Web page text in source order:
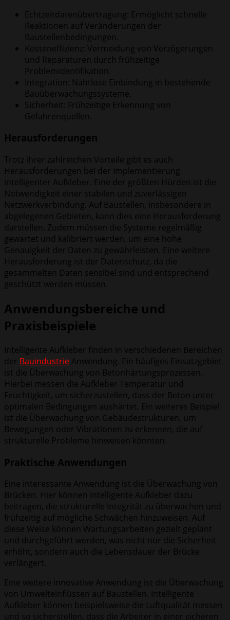
Echtzeitdatenübertragung: Ermöglicht schnelle
Reaktionen auf Veränderungen der
Baustellenbedingungen.
Kosteneffizienz: Vermeidung von Verzögerungen
und Reparaturen durch frühzeitige
Problemidentifikation.
Integration: Nahtlose Einbindung in bestehende
Bauüberwachungssysteme.
Sicherheit: Frühzeitige Erkennung von
Gefahrenquellen.
Herausforderungen
Trotz ihrer zahlreichen Vorteile gibt es auch
Herausforderungen bei der Implementierung
intelligenter Aufkleber. Eine der größten Hürden ist die
Notwendigkeit einer stabilen und zuverlässigen
Netzwerkverbindung. Auf Baustellen, insbesondere in
abgelegenen Gebieten, kann dies eine Herausforderung
darstellen. Zudem müssen die Systeme regelmäßig
gewartet und kalibriert werden, um eine hohe
Genauigkeit der Daten zu gewährleisten. Eine weitere
Herausforderung ist der Datenschutz, da die
gesammelten Daten sensibel sind und entsprechend
geschützt werden müssen.
Anwendungsbereiche und
Praxisbeispiele
Intelligente Aufkleber finden in verschiedenen Bereichen
der Bauindustrie Anwendung. Ein häufiges Einsatzgebiet
ist die Überwachung von Betonhärtungsprozessen.
Hierbei messen die Aufkleber Temperatur und
Feuchtigkeit, um sicherzustellen, dass der Beton unter
optimalen Bedingungen aushärtet. Ein weiteres Beispiel
ist die Überwachung von Gebäudestrukturen, um
Bewegungen oder Vibrationen zu erkennen, die auf
strukturelle Probleme hinweisen könnten.
Praktische Anwendungen
Eine interessante Anwendung ist die Überwachung von
Brücken. Hier können intelligente Aufkleber dazu
beitragen, die strukturelle Integrität zu überwachen und
frühzeitig auf mögliche Schwächen hinzuweisen. Auf
diese Weise können Wartungsarbeiten gezielt geplant
und durchgeführt werden, was nicht nur die Sicherheit
erhöht, sondern auch die Lebensdauer der Brücke
verlängert.
Eine weitere innovative Anwendung ist die Überwachung
von Umwelteinflüssen auf Baustellen. Intelligente
Aufkleber können beispielsweise die Luftqualität messen
und so sicherstellen, dass die Arbeiter in einer sicheren